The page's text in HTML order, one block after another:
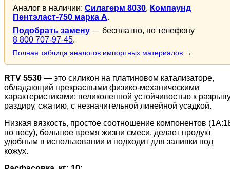
Аналог в наличии: Силагерм 8030, Компаунд
Пентэласт-750 марка А.
Подобрать замену — бесплатно, по телефону
8 800 707-97-45.
Полная таблица аналогов импортных материалов →
RTV 5530 — это силикон на платиновом катализаторе,
обладающий прекрасными физико-механическими
характеристиками: великолепной устойчивостью к
раздиру, сжатию, с незначительной линейной усадкой.
Низкая вязкость, простое соотношение компонентов
по весу), большое время жизни смеси, делает продукт
удобным в использовании и подходит для заливки под
кожух.